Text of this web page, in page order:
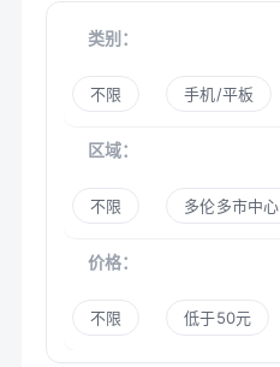
类别：
不限 手机/平板
区域：
不限 多伦多市中心
价格：
不限 低于50元